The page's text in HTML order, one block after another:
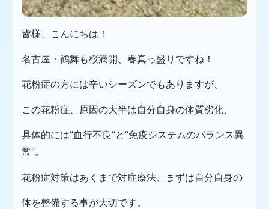
皆様、こんにちは！
名古屋・鶴舞も桜満開、春真っ盛りですね！
花粉症の方には辛いシーズンでもありますが、
この花粉症、原因の大半は自分自身の体質劣化、
具体的には”血行不良”と”免疫システムのバランス異
常”。
花粉症対策はあくまで対症療法、まずは自分自身の
体を整備する事が大切です。